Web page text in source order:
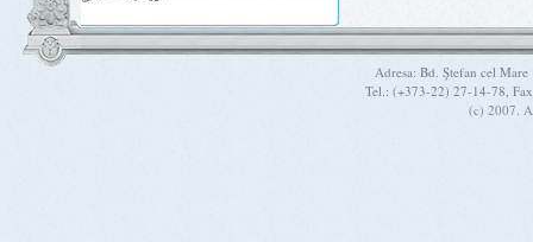
Adresa: Bd. Ştefan cel
Tel.: (+373-22) 27-14-78,
(c) 2007.